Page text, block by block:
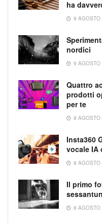
ha
9 AGOSTO
nordici
9 AGOSTO
Quattro
prodotti
per te
8 AGOSTO
Insta360
vocale IA
8 AGOSTO
Il primo
8 AGOSTO